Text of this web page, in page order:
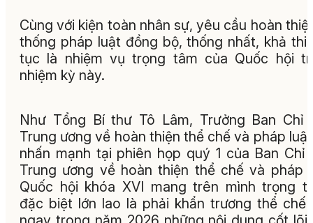
Cùng với kiện toàn nhân sự, yêu cầu hoàn
thống pháp luật đồng bộ, thống nhất, khả thi
tục là nhiệm vụ trọng tâm của Quốc hội
nhiệm kỳ này.
Như Tổng Bí thư Tô Lâm, Trưởng Ban Chỉ
Trung ương về hoàn thiện thể chế và pháp
nhấn mạnh tại phiên họp quý 1 của Ban Chỉ
Trung ương về hoàn thiện thể chế và pháp
Quốc hội khóa XVI mang trên mình trọng
đặc biệt lớn lao là phải khẩn trương thể chế